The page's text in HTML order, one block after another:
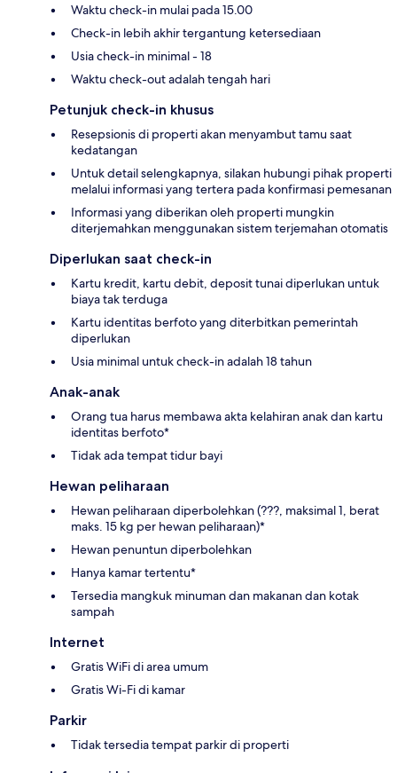
Waktu check-in mulai pada 15.00
Check-in lebih akhir tergantung ketersediaan
Usia check-in minimal - 18
Waktu check-out adalah tengah hari
Petunjuk check-in khusus
Resepsionis di properti akan menyambut tamu saat
kedatangan
Untuk detail selengkapnya, silakan hubungi pihak properti
melalui informasi yang tertera pada konfirmasi pemesanan
Informasi yang diberikan oleh properti mungkin
diterjemahkan menggunakan sistem terjemahan otomatis
Diperlukan saat check-in
Kartu kredit, kartu debit, deposit tunai diperlukan untuk
biaya tak terduga
Kartu identitas berfoto yang diterbitkan pemerintah
diperlukan
Usia minimal untuk check-in adalah 18 tahun
Anak-anak
Orang tua harus membawa akta kelahiran anak dan kartu
identitas berfoto*
Tidak ada tempat tidur bayi
Hewan peliharaan
Hewan peliharaan diperbolehkan (???, maksimal 1, berat
maks. 15 kg per hewan peliharaan)*
Hewan penuntun diperbolehkan
Hanya kamar tertentu*
Tersedia mangkuk minuman dan makanan dan kotak
sampah
Internet
Gratis WiFi di area umum
Gratis Wi-Fi di kamar
Parkir
Tidak tersedia tempat parkir di properti